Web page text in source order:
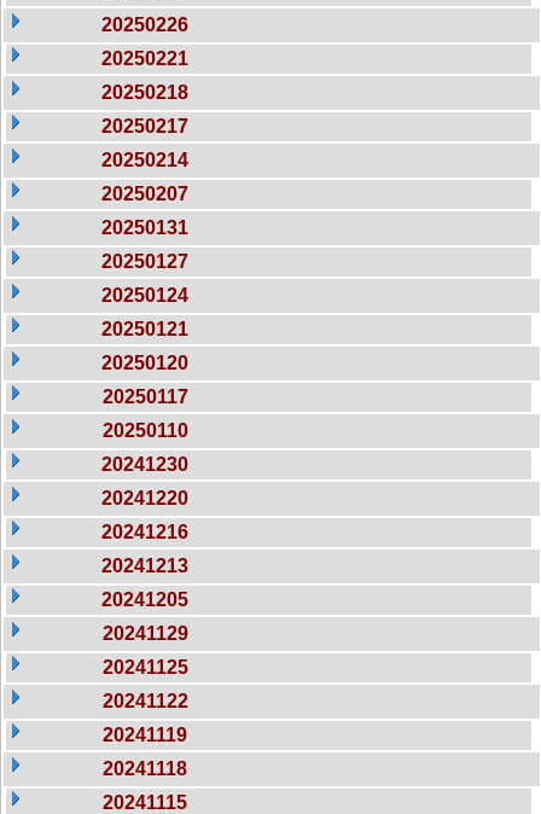
20250226
20250221
20250218
20250217
20250214
20250207
20250131
20250127
20250124
20250121
20250120
20250117
20250110
20241230
20241220
20241216
20241213
20241205
20241129
20241125
20241122
20241119
20241118
20241115